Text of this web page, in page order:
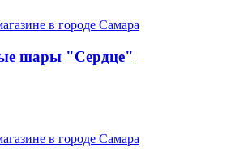
шары "Сердце"